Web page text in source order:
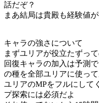
話だぞ？
まあ結局は貴殿も経験値
キャラの強さについて
まずユリアが役立たずっ
回復キャラの加入は予測
の種を全部ユリアに使って
ユリアのMPをフルにして
プ探索には必須だよ